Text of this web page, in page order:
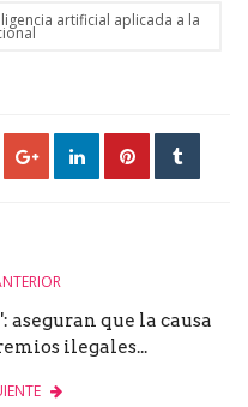
artificial aplicada a la
aseguran que la causa
ilegales...